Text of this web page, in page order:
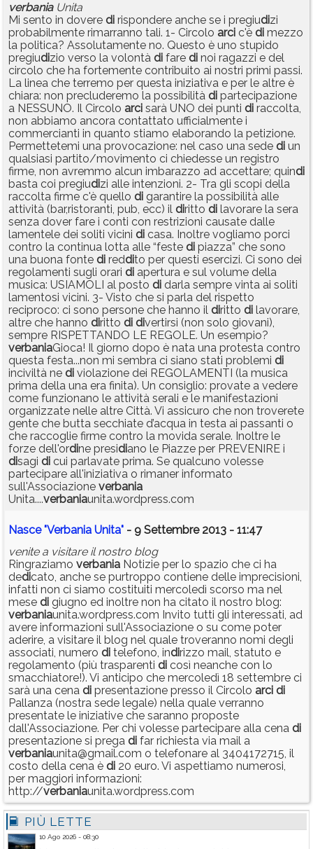
verbaniaUnita
Mi sento in dovere di rispondere anche se i pregiudizi
probabilmente rimarranno tali. 1- Circolo arci c'è di mezzo
la politica? Assolutamente no. Questo è uno stupido
pregiudizio verso la volontà di fare di noi ragazzi e del
circolo che ha fortemente contribuito ai nostri primi passi.
La linea che terremo per questa iniziativa e per le altre è
chiara: non precluderemo la possibilità di partecipazione
a NESSUNO. Il Circolo arci sarà UNO dei punti di raccolta,
non abbiamo ancora contattato ufficialmente i
commercianti in quanto stiamo elaborando la petizione.
Permettetemi una provocazione: nel caso una sede di un
qualsiasi partito/movimento ci chiedesse un registro
firme, non avremmo alcun imbarazzo ad accettare; quindi
basta coi pregiudizi alle intenzioni. 2- Tra gli scopi della
raccolta firme c'è quello di garantire la possibilità alle
attività (bar,ristoranti, pub, ecc) il diritto di lavorare la sera
senza dover fare i conti con restrizioni causate dalle
lamentele dei soliti vicini di casa. Inoltre vogliamo porci
contro la continua lotta alle “feste di piazza” che sono
una buona fonte di reddito per questi esercizi. Ci sono dei
regolamenti sugli orari di apertura e sul volume della
musica: USIAMOLI al posto di darla sempre vinta ai soliti
lamentosi vicini. 3- Visto che si parla del rispetto
reciproco: ci sono persone che hanno il diritto di lavorare,
altre che hanno diritto di divertirsi (non solo giovani),
sempre RISPETTANDO LE REGOLE. Un esempio?
verbaniaGioca! Il giorno dopo è nata una protesta contro
questa festa...non mi sembra ci siano stati problemi di
inciviltà ne di violazione dei REGOLAMENTI (la musica
prima della una era finita). Un consiglio: provate a vedere
come funzionano le attività serali e le manifestazioni
organizzate nelle altre Città. Vi assicuro che non troverete
gente che butta secchiate d’acqua in testa ai passanti o
che raccoglie firme contro la movida serale. Inoltre le
forze dell'ordine presidiano le Piazze per PREVENIRE i
disagi di cui parlavate prima. Se qualcuno volesse
partecipare all'iniziativa o rimaner informato
sull'Associazione verbania
Unita....verbaniaunita.wordpress.com
Nasce "Verbania Unita" - 9 Settembre 2013 - 11:47
venite a visitare il nostro blog
Ringraziamo verbania Notizie per lo spazio che ci ha
dedicato, anche se purtroppo contiene delle imprecisioni,
infatti non ci siamo costituiti mercoledì scorso ma nel
mese di giugno ed inoltre non ha citato il nostro blog:
verbaniaunita.wordpress.com Invito tutti gli interessati, ad
avere informazioni sull'Associazione o su come poter
aderire, a visitare il blog nel quale troveranno nomi degli
associati, numero di telefono, indirizzo mail, statuto e
regolamento (più trasparenti di così neanche con lo
smacchiatore!). Vi anticipo che mercoledì 18 settembre ci
sarà una cena di presentazione presso il Circolo arci di
Pallanza (nostra sede legale) nella quale verranno
presentate le iniziative che saranno proposte
dall'Associazione. Per chi volesse partecipare alla cena di
presentazione si prega di far richiesta via mail a
verbaniaunita@gmail.com o telefonare al 3404172715, il
costo della cena è di 20 euro. Vi aspettiamo numerosi,
per maggiori informazioni:
http://verbaniaunita.wordpress.com
PIÙ LETTE
10 Ago 2026 - 08:30